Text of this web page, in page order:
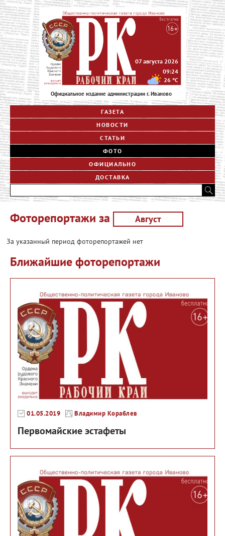
Официальное издание администрации г. Иваново
07 августа 2026
09:24
26 °C
ГАЗЕТА
НОВОСТИ
СТАТЬИ
ФОТО
ОФИЦИАЛЬНО
ДОСТАВКА
Фоторепортажи за
За указанный период фоторепортажей нет
Ближайшие фоторепортажи
01.05.2019 Владимир Кораблев
Первомайские эстафеты